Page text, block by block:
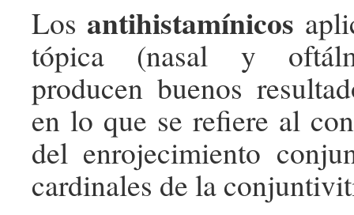
Los antihistamínicos
tópica (nasal y
producen buenos
en lo que se refiere al
del enrojecimiento
cardinales de la